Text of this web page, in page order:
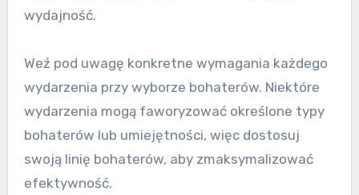
wydajność.
Weź pod uwagę konkretne wymagania każdego
wydarzenia przy wyborze bohaterów. Niektóre
wydarzenia mogą faworyzować określone typy
bohaterów lub umiejętności, więc dostosuj
swoją linię bohaterów, aby zmaksymalizować
efektywność.